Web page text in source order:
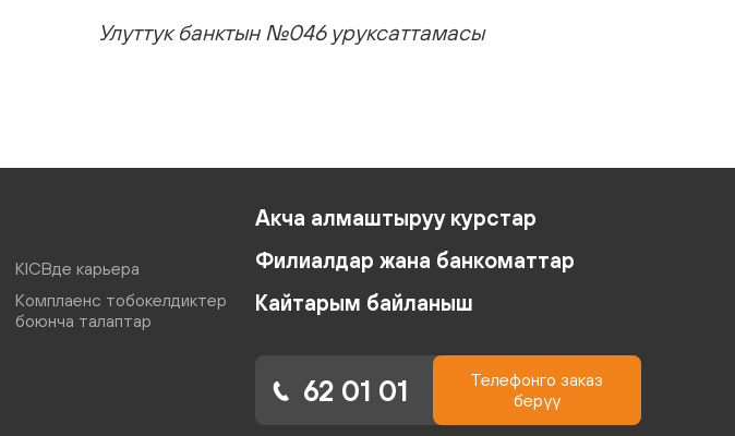
Улуттук банктын №046 уруксаттамасы
KICBде карьера
Комплаенс тобокелдиктер
боюнча талаптар
Акча алмаштыруу курстар
Филиалдар жана банкоматтар
Кайтарым байланыш
62 01 01
Телефонго заказ
берүү